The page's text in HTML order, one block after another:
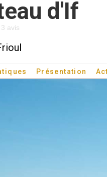
d'If
3 avis
Présentation